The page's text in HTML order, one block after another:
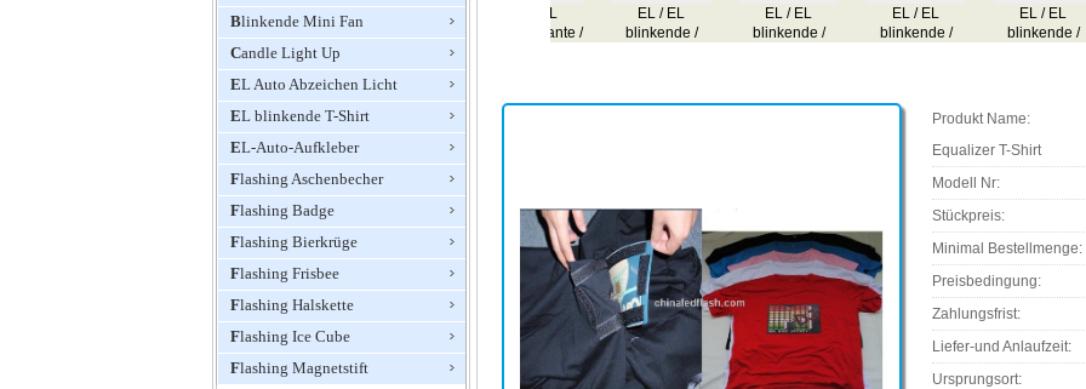
Blinkende Mini Fan
Candle Light Up
EL Auto Abzeichen Licht
EL blinkende T-Shirt
EL-Auto-Aufkleber
Flashing Aschenbecher
Flashing Badge
Flashing Bierkrüge
Flashing Frisbee
Flashing Halskette
Flashing Ice Cube
Flashing Magnetstift
EL / EL
sound aktiv /
Equalizer T-
Shirt
Equalizer T-
Shirt
blinkende /
EL / EL
blinkende /
EL / EL
blinkende /
structure:
Handy-
Taschenlampe
EL Light up T-
Shirt
Produkt Name:
Equalizer T-Shirt
Modell Nr:
Stückpreis:
Minimal Bestellmenge:
Preisbedingung:
Zahlungsfrist:
Liefer-und Anlaufzeit:
Ursprungsort: